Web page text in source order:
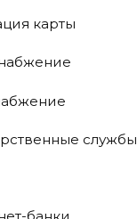
карты
службы